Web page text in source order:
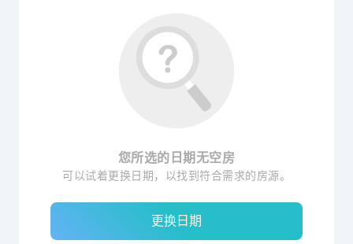
您所选的日期无空房
可以试着更换日期，以找到符合需求的房源。
更换日期